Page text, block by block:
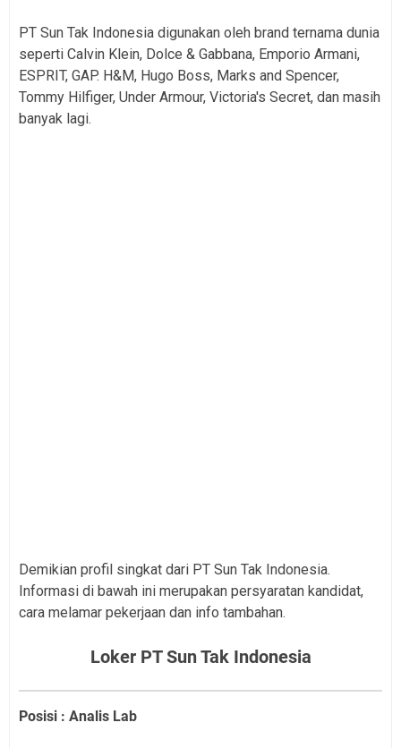
PT Sun Tak Indonesia digunakan oleh brand ternama dunia
seperti Calvin Klein, Dolce & Gabbana, Emporio Armani,
ESPRIT, GAP. H&M, Hugo Boss, Marks and Spencer,
Tommy Hilfiger, Under Armour, Victoria's Secret, dan masih
banyak lagi.
Demikian profil singkat dari PT Sun Tak Indonesia.
Informasi di bawah ini merupakan persyaratan kandidat,
cara melamar pekerjaan dan info tambahan.
Loker PT Sun Tak Indonesia
Posisi : Analis Lab